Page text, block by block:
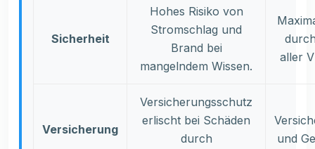
Sicherheit
Hohes Risiko von
Stromschlag und
Brand bei
mangelndem Wissen.
aller
Versicherung
Versicherungsschutz
erlischt bei Schäden
durch
und